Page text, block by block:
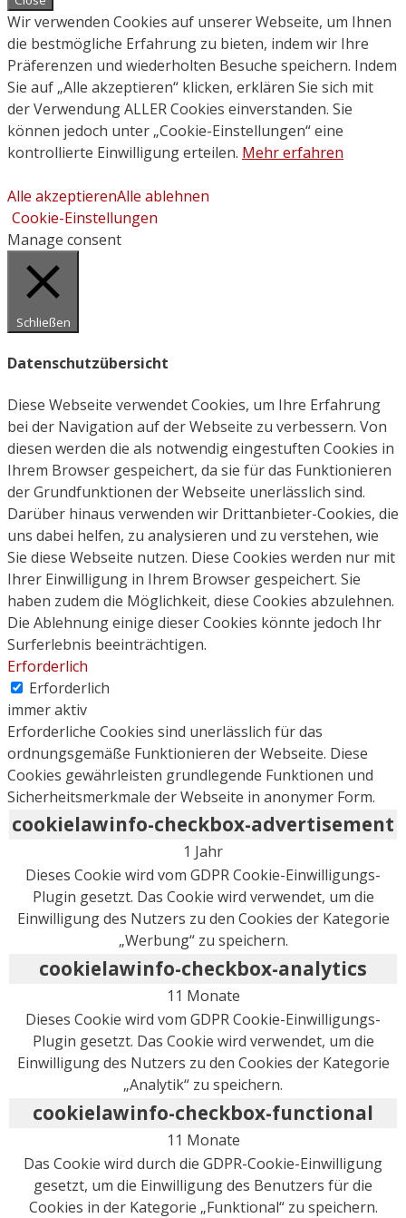
Wir verwenden Cookies auf unserer Webseite, um Ihnen
die bestmögliche Erfahrung zu bieten, indem wir Ihre
Präferenzen und wiederholten Besuche speichern. Indem
Sie auf „Alle akzeptieren“ klicken, erklären Sie sich mit
der Verwendung ALLER Cookies einverstanden. Sie
können jedoch unter „Cookie-Einstellungen“ eine
kontrollierte Einwilligung erteilen. Mehr erfahren
Alle akzeptierenAlle ablehnen
Cookie-Einstellungen
Manage consent
Schließen
Datenschutzübersicht
Diese Webseite verwendet Cookies, um Ihre Erfahrung
bei der Navigation auf der Webseite zu verbessern. Von
diesen werden die als notwendig eingestuften Cookies in
Ihrem Browser gespeichert, da sie für das Funktionieren
der Grundfunktionen der Webseite unerlässlich sind.
Darüber hinaus verwenden wir Drittanbieter-Cookies, die
uns dabei helfen, zu analysieren und zu verstehen, wie
Sie diese Webseite nutzen. Diese Cookies werden nur mit
Ihrer Einwilligung in Ihrem Browser gespeichert. Sie
haben zudem die Möglichkeit, diese Cookies abzulehnen.
Die Ablehnung einige dieser Cookies könnte jedoch Ihr
Surferlebnis beeinträchtigen.
Erforderlich
Erforderlich
immer aktiv
Erforderliche Cookies sind unerlässlich für das
ordnungsgemäße Funktionieren der Webseite. Diese
Cookies gewährleisten grundlegende Funktionen und
Sicherheitsmerkmale der Webseite in anonymer Form.
cookielawinfo-checkbox-advertisement
1 Jahr
Dieses Cookie wird vom GDPR Cookie-Einwilligungs-
Plugin gesetzt. Das Cookie wird verwendet, um die
Einwilligung des Nutzers zu den Cookies der Kategorie
„Werbung“ zu speichern.
cookielawinfo-checkbox-analytics
11 Monate
Dieses Cookie wird vom GDPR Cookie-Einwilligungs-
Plugin gesetzt. Das Cookie wird verwendet, um die
Einwilligung des Nutzers zu den Cookies der Kategorie
„Analytik“ zu speichern.
cookielawinfo-checkbox-functional
11 Monate
Das Cookie wird durch die GDPR-Cookie-Einwilligung
gesetzt, um die Einwilligung des Benutzers für die
Cookies in der Kategorie „Funktional“ zu speichern.